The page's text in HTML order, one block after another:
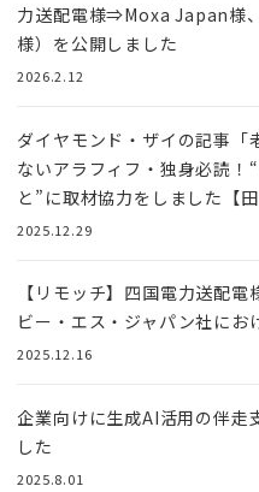
力送配電様⇒Moxa Japan様
様）を公開しました
2026.2.12
ダイヤモンド・ザイの記事「
ないアラフィフ・独身必読！
と”に取材協力をしました【田
2025.12.29
【リモッチ】四国電⼒送配
ビー・エス・ジャパン社に
2025.12.16
企業向けに生成AI活用の伴走
した
2025.8.01